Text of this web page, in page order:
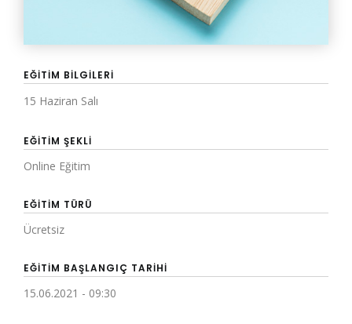
EĞITIM BILGILERI
15 Haziran Salı
EĞITIM ŞEKLI
Online Eğitim
EĞITIM TÜRÜ
Ücretsiz
EĞITIM BAŞLANGIÇ TARIHI
15.06.2021 - 09:30